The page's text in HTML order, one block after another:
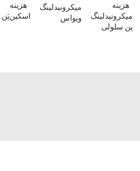
هزینه
میکرونیدلینگ
پن سلولی
میکرونیدلینگ
ویواس
هزینه
اسکین‌پَن